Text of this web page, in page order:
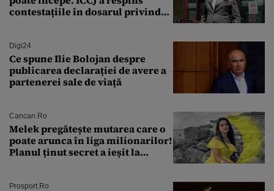
contestațiile în dosarul privind
Digi24
Ce spune Ilie Bolojan despre
publicarea declarației de avere a
partenerei sale de viață
Cancan.ro
Melek pregătește mutarea care o
poate arunca în liga milionarilor!
Planul ținut secret a ieșit la
Prosport.ro